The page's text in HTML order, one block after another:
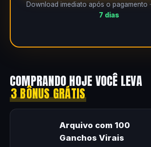
Download imediato após o pagamento ·
7 dias
COMPRANDO HOJE VOCÊ LEVA
3 BÔNUS GRÁTIS
Arquivo com 100
Ganchos Virais